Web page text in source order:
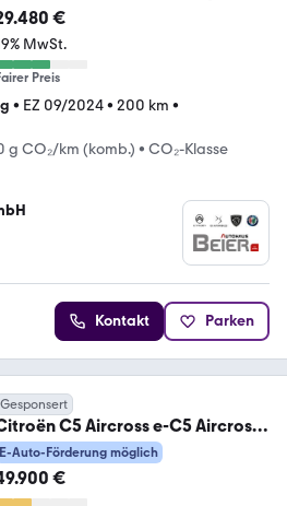
Klimaau.
€
MwSt.
Preis
• EZ 09/2024• 200 km •
g CO₂/km (komb.) • CO₂-Klasse
Kontakt Parken
Gesponsert
C5 Aircross e-C5 Aircross
Komfort-Range MAX
E-Auto-Förderung möglich
€